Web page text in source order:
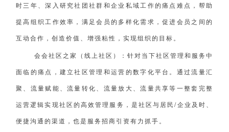
时三年、深入研究社团社群和企业私域工作的痛点难点，帮助
提高组织工作效率，满足会员的多样化需求，促进会员之间的
互动合作，创造价值、增强粘性，实现组织的目标。
会会社区之家（线上社区）：针对当下社区管理和服务中
面临的痛点，建立社区管理和运营的数字化平台。通过流量汇
聚、流量赋能、流量转化、流量放大、流量共享等一整套完整
运营逻辑实现社区的高效管理服务，是社区与居民/企业及时、
便捷沟通的渠道，也是服务招商引资有力抓手。